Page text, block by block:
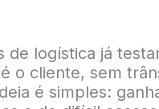
logística já
o cliente, sem
é simples: